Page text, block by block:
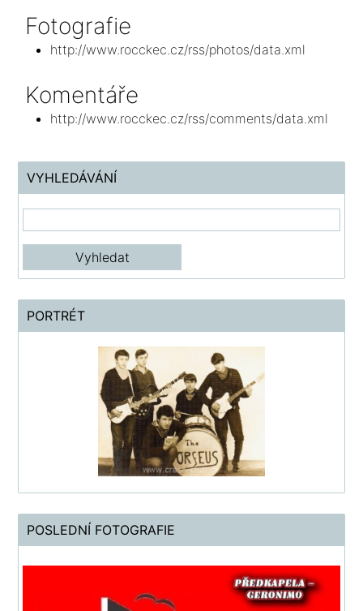
Fotografie
http://www.rocckec.cz/rss/photos/data.xml
Komentáře
http://www.rocckec.cz/rss/comments/data.xml
VYHLEDÁVÁNÍ
PORTRÉT
POSLEDNÍ FOTOGRAFIE